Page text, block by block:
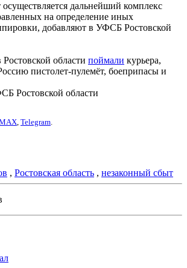
дальнейший комплекс
на определение иных
добавляют в УФСБ Ростовской
области поймали курьера,
пистолет-пулемёт, боеприпасы и
Ростовской области
, Telegram.
, Ростовская область , незаконный сбыт